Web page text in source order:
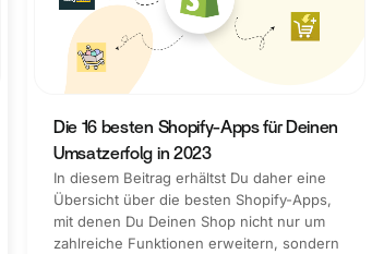
Die 16 besten Shopify-Apps für Deinen
Umsatzerfolg in 2023
In diesem Beitrag erhältst Du daher eine
Übersicht über die besten Shopify-Apps,
mit denen Du Deinen Shop nicht nur um
zahlreiche Funktionen erweitern, sondern